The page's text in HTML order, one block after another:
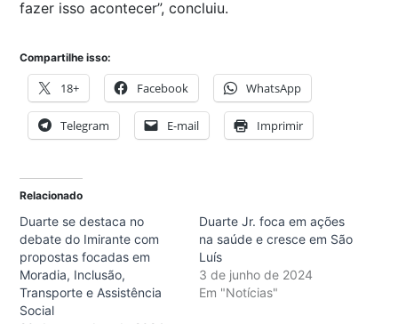
fazer isso acontecer”, concluiu.
Compartilhe isso:
18+ Facebook WhatsApp
Telegram E-mail Imprimir
Relacionado
Duarte se destaca no
debate do Imirante com
propostas focadas em
Moradia, Inclusão,
Transporte e Assistência
Social
Duarte Jr. foca em ações
na saúde e cresce em São
Luís
3 de junho de 2024
Em "Notícias"